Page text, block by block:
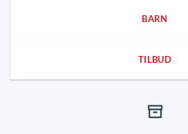
BARN
TILBUD